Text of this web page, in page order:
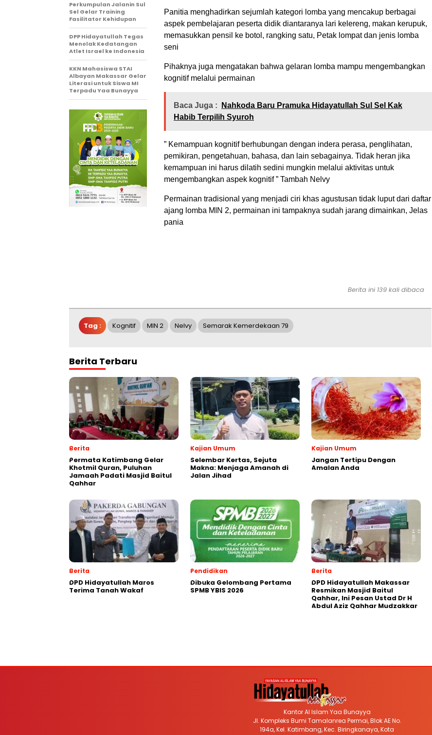
Panitia menghadirkan sejumlah kategori lomba yang mencakup berbagai
aspek pembelajaran peserta didik diantaranya lari kelereng, makan kerupuk,
memasukkan pensil ke botol, rangking satu, Petak lompat dan jenis lomba
seni
Pihaknya juga mengatakan bahwa gelaran lomba mampu mengembangkan
kognitif melalui permainan
Baca Juga :
Nahkoda Baru Pramuka Hidayatullah Sul Sel Kak
Habib Terpilih Syuroh
” Kemampuan kognitif berhubungan dengan indera perasa, penglihatan,
pemikiran, pengetahuan, bahasa, dan lain sebagainya. Tidak heran jika
kemampuan ini harus dilatih sedini mungkin melalui aktivitas untuk
mengembangkan aspek kognitif ” Tambah Nelvy
Permainan tradisional yang menjadi ciri khas agustusan tidak luput dari daftar
ajang lomba MIN 2, permainan ini tampaknya sudah jarang dimainkan, Jelas
pania
Perkumpulan Jalanin Sul
Sel Gelar Training
Fasilitator Kehidupan
DPP Hidayatullah Tegas
Menolak Kedatangan
Atlet Israel ke Indonesia
KKN Mahasiswa STAI
Albayan Makassar Gelar
Literasi untuk Siswa MI
Terpadu Yaa Bunayya
Berita ini 139 kali dibaca
Tag : Kognitif MIN 2 Nelvy Semarak Kemerdekaan 79
Berita Terbaru
Berita
Permata Katimbang Gelar
Khotmil Quran, Puluhan
Jamaah Padati Masjid Baitul
Qahhar
Kajian Umum
Selembar Kertas, Sejuta
Makna: Menjaga Amanah di
Jalan Jihad
Kajian Umum
Jangan Tertipu Dengan
Amalan Anda
Berita
DPD Hidayatullah Maros
Terima Tanah Wakaf
Pendidikan
Dibuka Gelombang Pertama
SPMB YBIS 2026
Berita
DPD Hidayatullah Makassar
Resmikan Masjid Baitul
Qahhar, Ini Pesan Ustad Dr H
Abdul Aziz Qahhar Mudzakkar
Kantor Al Islam Yaa Bunayya
Jl. Kompleks Bumi Tamalanrea Permai, Blok AE No.
194a, Kel. Katimbang, Kec. Biringkanaya, Kota